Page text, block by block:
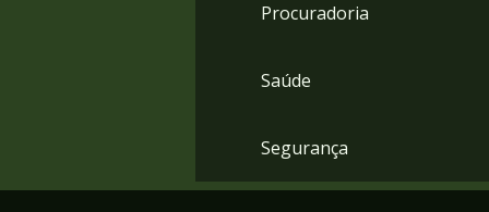
Procuradoria
Saúde
Segurança